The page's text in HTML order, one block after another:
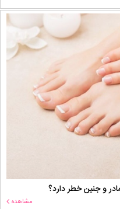
و جنین خطر دارد؟
مشاهده